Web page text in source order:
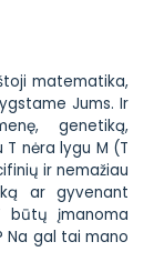
matematika,
Jums. Ir
genetiką,
nėra lygu M (T
ir nemažiau
ar gyvenant
būtų įmanoma
Na gal tai mano